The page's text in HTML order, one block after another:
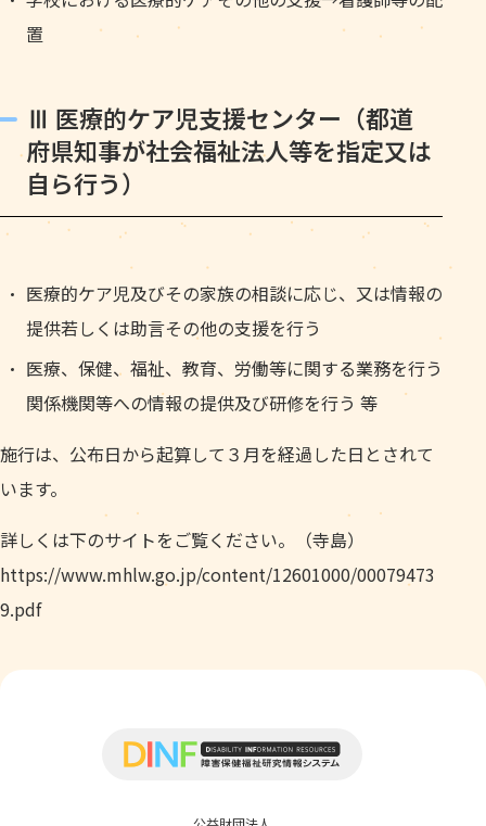
置
Ⅲ 医療的ケア児支援センター（都道
府県知事が社会福祉法人等を指定又は
自ら行う）
医療的ケア児及びその家族の相談に応じ、又は情報の
提供若しくは助言その他の支援を行う
医療、保健、福祉、教育、労働等に関する業務を行う
関係機関等への情報の提供及び研修を行う 等
施行は、公布日から起算して３月を経過した日とされて
います。
詳しくは下のサイトをご覧ください。（寺島）
https://www.mhlw.go.jp/content/12601000/00079473
9.pdf